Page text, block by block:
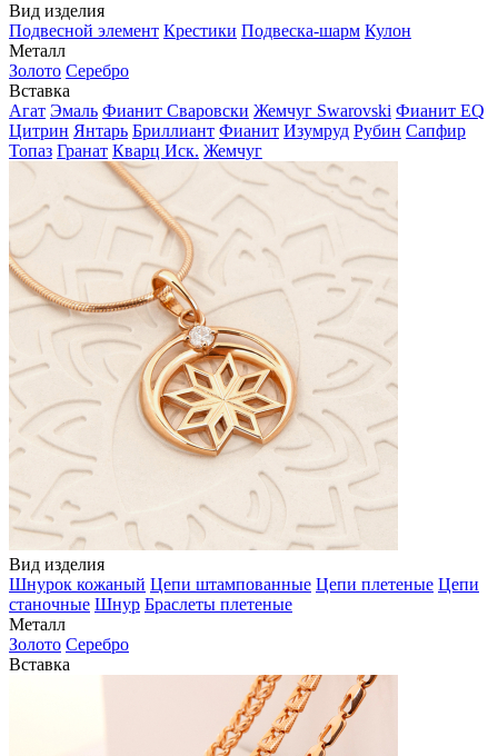
Вид изделия
Подвесной элемент Крестики Подвеска-шарм Кулон
Металл
Золото Серебро
Вставка
Агат Эмаль Фианит Сваровски Жемчуг Swarovski Фианит EQ
Цитрин Янтарь Бриллиант Фианит Изумруд Рубин Сапфир
Топаз Гранат Кварц Иск. Жемчуг
Вид изделия
Шнурок кожаный Цепи штампованные Цепи плетеные Цепи
станочные Шнур Браслеты плетеные
Металл
Золото Серебро
Вставка